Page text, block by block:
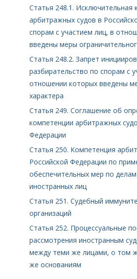
Статья 248.1. Исключительная
арбитражных судов в
спорам с участием лиц, в
введены меры
Статья 248.2. Запрет
разбирательство по спорам с
отношении которых введены
характера
Статья 249. Соглашение об
компетенции арбитражных
Федерации
Статья 250. Компетенция
Российской Федерации по
обеспечительных мер по
иностранных лиц
Статья 251. Судебный
организаций
Статья 252. Процессуальные
рассмотрения иностранным
между теми же лицами, о том
же основаниям